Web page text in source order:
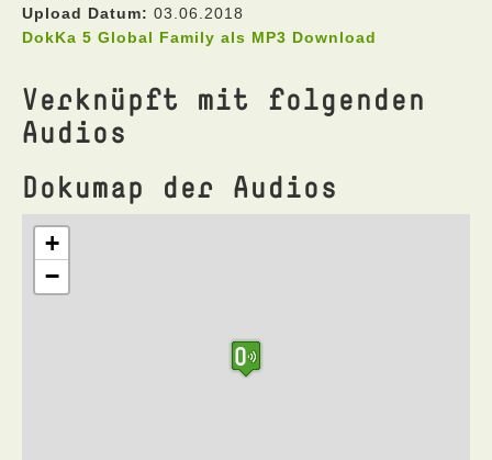
Upload Datum: 03.06.2018
DokKa 5 Global Family als MP3 Download
Verknüpft mit folgenden
Audios
Dokumap der Audios